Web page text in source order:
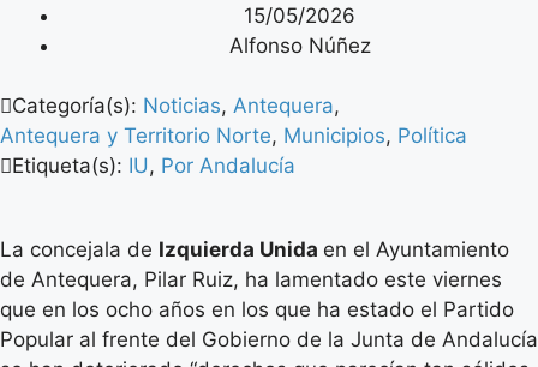
15/05/2026
Alfonso Núñez
Categoría(s): Noticias, Antequera,
Antequera y Territorio Norte, Municipios, Política
Etiqueta(s): IU, Por Andalucía
La concejala de Izquierda Unida en el Ayuntamiento
de Antequera, Pilar Ruiz, ha lamentado este viernes
que en los ocho años en los que ha estado el Partido
Popular al frente del Gobierno de la Junta de Andalucía